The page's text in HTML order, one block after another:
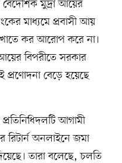
বৈদেশিক মুদ্রা আয়ের
মাধ্যমে প্রবাসী আয়
কর আরোপ করে না।
বিপরীতে সরকার
প্রণোদনা বেড়ে হয়েছে
আগামী
অনলাইনে জমা
তারা বলেছে, চলতি